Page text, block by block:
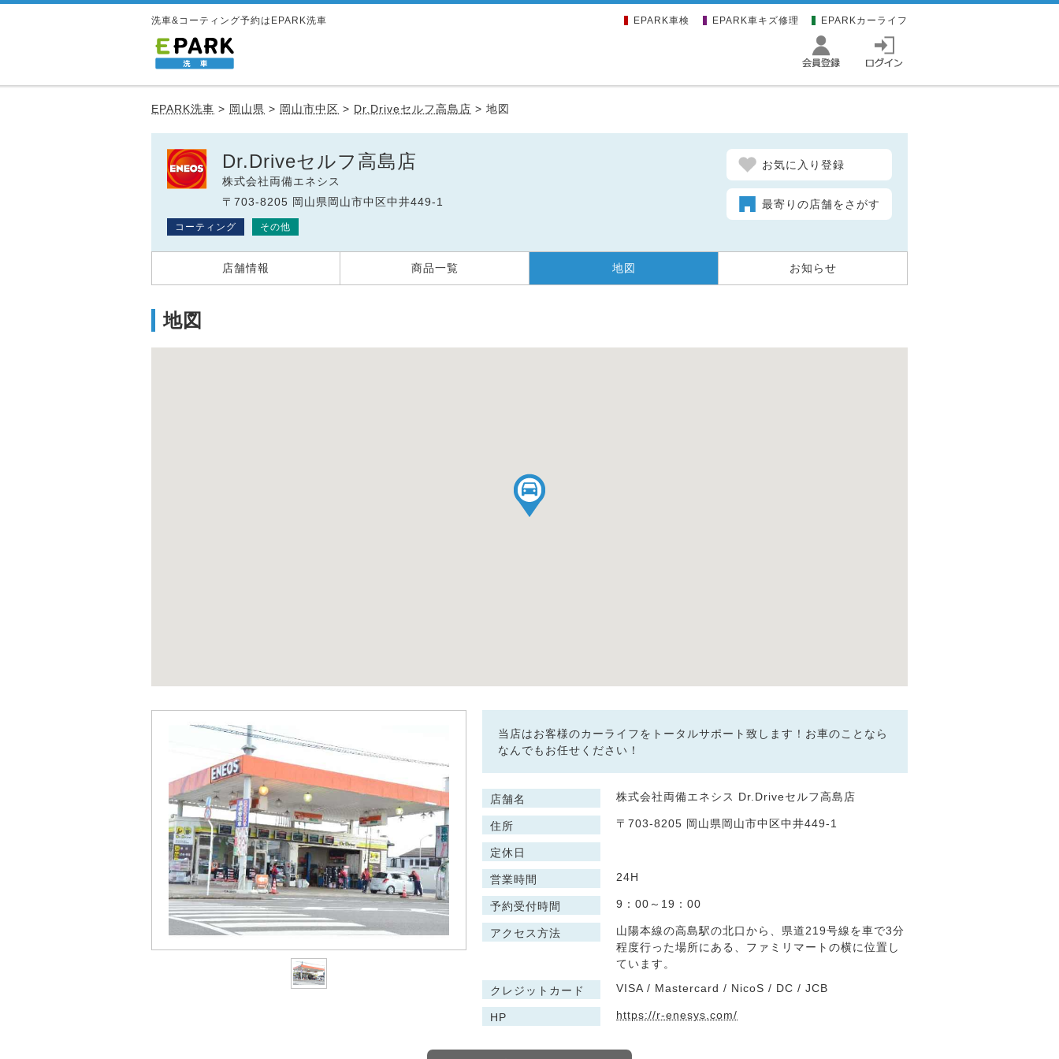
洗車&コーティング予約はEPARK洗車 EPARK車検 EPARK車キズ修理 EPARKカーライフ
EPARK洗車 > 岡山県 > 岡山市中区 > Dr.Driveセルフ高島店 > 地図
Dr.Driveセルフ高島店
株式会社両備エネシス
〒703-8205 岡山県岡山市中区中井449-1
コーティング その他
お気に入り登録
最寄りの店舗をさがす
店舗情報 商品一覧 地図 お知らせ
地図
当店はお客様のカーライフをトータルサポート致します！お車のことなら
なんでもお任せください！
店舗名 株式会社両備エネシス Dr.Driveセルフ高島店
住所 〒703-8205 岡山県岡山市中区中井449-1
定休日
営業時間 24H
予約受付時間 9：00～19：00
アクセス方法
山陽本線の高島駅の北口から、県道219号線を車で3分
程度行った場所にある、ファミリマートの横に位置し
ています。
クレジットカード VISA / Mastercard / NicoS / DC / JCB
HP https://r-enesys.com/